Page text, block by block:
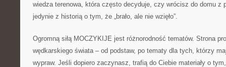
wiedza terenowa, która często decyduje, czy wrócisz do domu z
jedynie z historią o tym, że „brało, ale nie wzięło”.
Ogromną siłą MOCZYKIJE jest różnorodność tematów. Strona
wędkarskiego świata – od podstaw, po tematy dla tych, którzy
wypraw. Jeśli dopiero zaczynasz, trafią do Ciebie materiały o